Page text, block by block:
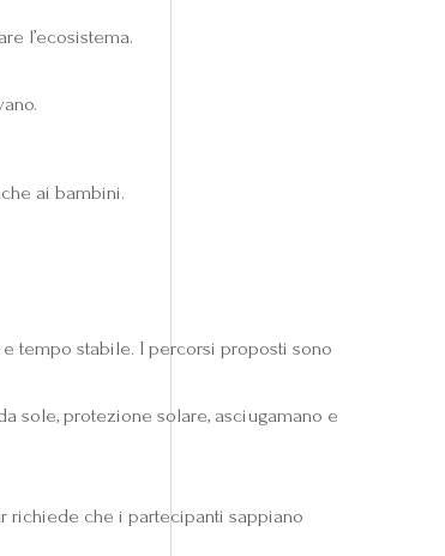
l’ecosistema.
ai bambini.
tempo stabile. I percorsi proposti sono
sole, protezione solare, asciugamano e
richiede che i partecipanti sappiano